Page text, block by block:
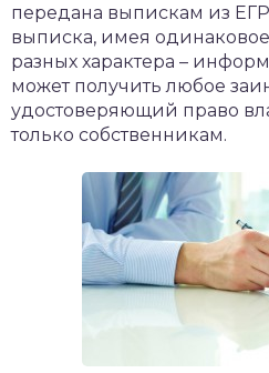
передана выпискам из
выписка, имея
разных характера –
может получить любое
удостоверяющий право
только собственникам.